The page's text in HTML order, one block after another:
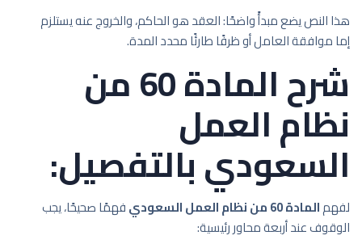
هذا النص يضع مبدأً واضحًا: العقد هو الحاكم، والخروج عنه يستلزم
إما موافقة العامل أو ظرفًا طارئًا محدد المدة.
شرح المادة 60 من
نظام العمل
السعودي بالتفصيل:
لفهمالمادة 60 من نظام العمل السعودي
فهمًا صحيحًا، يجب
الوقوف عند أربعة محاور رئيسية: